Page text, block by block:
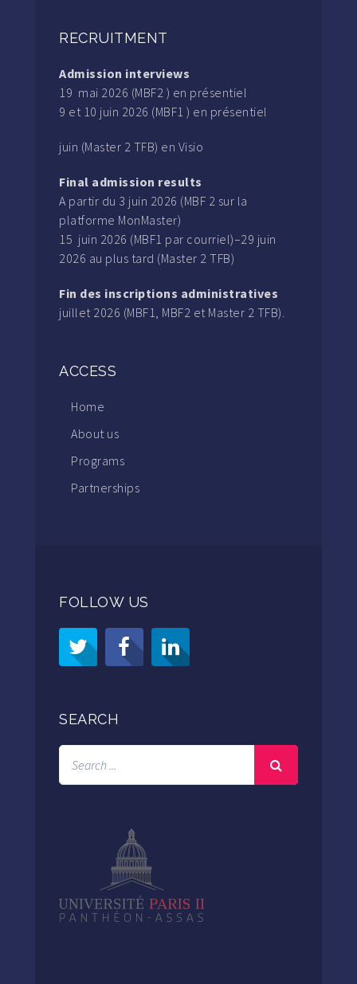
RECRUITMENT
Admission interviews
19 mai 2026 (MBF2 ) en présentiel
9 et 10 juin 2026 (MBF1 ) en présentiel
juin (Master 2 TFB) en Visio
Final admission results
A partir du 3 juin 2026 (MBF 2 sur la
platforme MonMaster)
15 juin 2026 (MBF1 par courriel)–29 juin
2026 au plus tard (Master 2 TFB)
Fin des inscriptions administratives
juillet 2026 (MBF1, MBF2 et Master 2 TFB).
ACCESS
Home
About us
Programs
Partnerships
FOLLOW US
SEARCH